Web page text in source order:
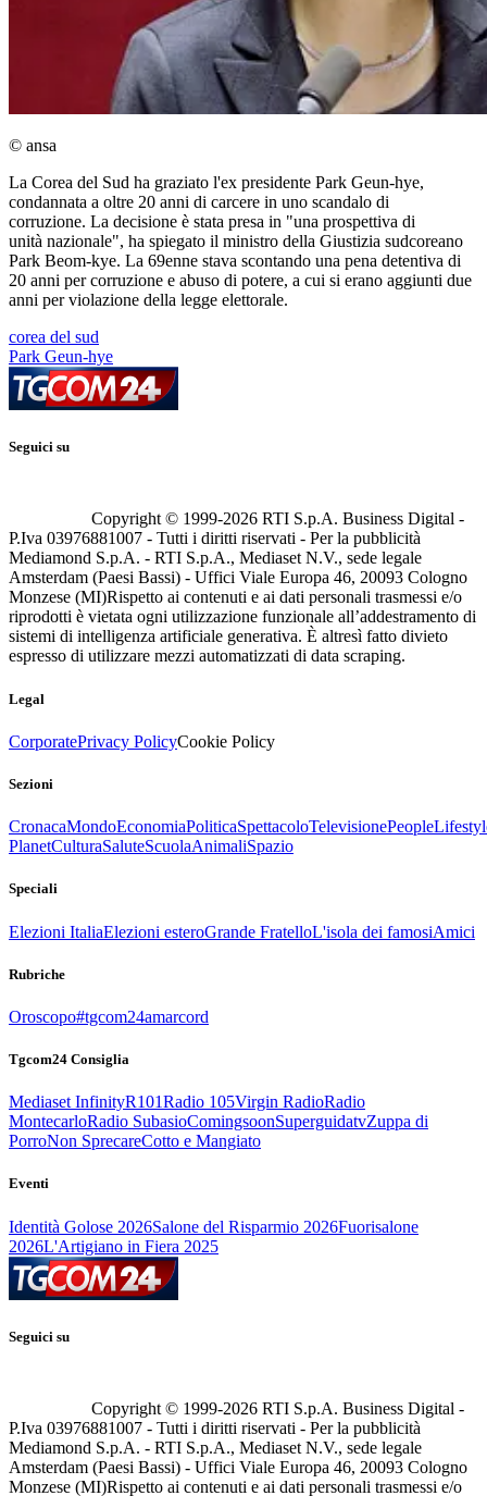
© ansa
La Corea del Sud ha graziato l'ex presidente Park Geun-hye,
condannata a oltre 20 anni di carcere in uno scandalo di
corruzione. La decisione è stata presa in "una prospettiva di
unità nazionale", ha spiegato il ministro della Giustizia sudcoreano
Park Beom-kye. La 69enne stava scontando una pena detentiva di
20 anni per corruzione e abuso di potere, a cui si erano aggiunti due
anni per violazione della legge elettorale.
corea del sud
Park Geun-hye
Seguici su
Copyright © 1999-2026 RTI S.p.A. Business Digital -
P.Iva 03976881007 - Tutti i diritti riservati - Per la pubblicità
Mediamond S.p.A. - RTI S.p.A., Mediaset N.V., sede legale
Amsterdam (Paesi Bassi) - Uffici Viale Europa 46, 20093 Cologno
Monzese (MI)Rispetto ai contenuti e ai dati personali trasmessi e/o
riprodotti è vietata ogni utilizzazione funzionale all’addestramento di
sistemi di intelligenza artificiale generativa. È altresì fatto divieto
espresso di utilizzare mezzi automatizzati di data scraping.
Legal
CorporatePrivacy PolicyCookie Policy
Sezioni
CronacaMondoEconomiaPoliticaSpettacoloTelevisionePeople
PlanetCulturaSaluteScuolaAnimaliSpazio
Speciali
Elezioni ItaliaElezioni esteroGrande FratelloL'isola dei famosiAmici
Rubriche
Oroscopo#tgcom24amarcord
Tgcom24 Consiglia
Mediaset InfinityR101Radio 105Virgin RadioRadio
MontecarloRadio SubasioComingsoonSuperguidatvZuppa di
PorroNon SprecareCotto e Mangiato
Eventi
Identità Golose 2026Salone del Risparmio 2026Fuorisalone
2026L'Artigiano in Fiera 2025
Seguici su
Copyright © 1999-2026 RTI S.p.A. Business Digital -
P.Iva 03976881007 - Tutti i diritti riservati - Per la pubblicità
Mediamond S.p.A. - RTI S.p.A., Mediaset N.V., sede legale
Amsterdam (Paesi Bassi) - Uffici Viale Europa 46, 20093 Cologno
Monzese (MI)Rispetto ai contenuti e ai dati personali trasmessi e/o